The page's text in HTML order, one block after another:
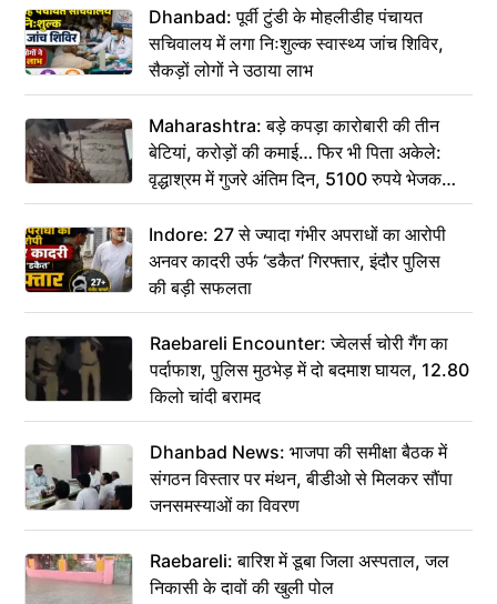
Dhanbad: पूर्वी टुंडी के मोहलीडीह पंचायत
सचिवालय में लगा निःशुल्क स्वास्थ्य जांच शिविर,
सैकड़ों लोगों ने उठाया लाभ
Maharashtra: बड़े कपड़ा कारोबारी की तीन
बेटियां, करोड़ों की कमाई… फिर भी पिता अकेले:
वृद्धाश्रम में गुजरे अंतिम दिन, 5100 रुपये भेजकर
कहा– अंतिम संस्कार कर दीजिए हम नहीं आ पाएंगे
Indore: 27 से ज्यादा गंभीर अपराधों का आरोपी
अनवर कादरी उर्फ ‘डकैत’ गिरफ्तार, इंदौर पुलिस
की बड़ी सफलता
Raebareli Encounter: ज्वेलर्स चोरी गैंग का
पर्दाफाश, पुलिस मुठभेड़ में दो बदमाश घायल, 12.80
किलो चांदी बरामद
Dhanbad News: भाजपा की समीक्षा बैठक में
संगठन विस्तार पर मंथन, बीडीओ से मिलकर सौंपा
जनसमस्याओं का विवरण
Raebareli: बारिश में डूबा जिला अस्पताल, जल
निकासी के दावों की खुली पोल